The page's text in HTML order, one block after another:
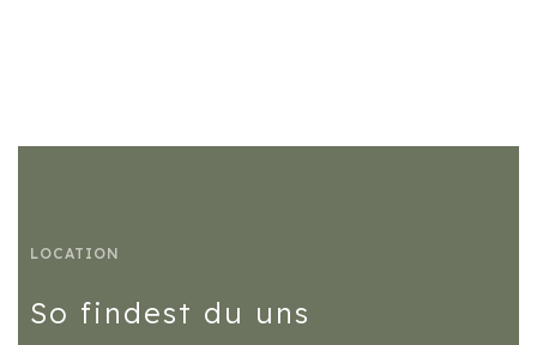
LOCATION
So findest du uns